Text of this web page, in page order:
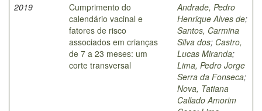
2019
Cumprimento do
calendário vacinal e
fatores de risco
associados em crianças
de 7 a 23 meses: um
corte transversal
Andrade, Pedro
Henrique Alves de;
Santos, Carmina
Silva dos; Castro,
Lucas Miranda;
Lima, Pedro Jorge
Serra da Fonseca;
Nova, Tatiana
Callado Amorim